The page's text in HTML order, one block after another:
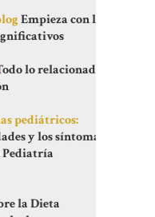
Empieza con los
lo relacionado
pediátricos:
y los síntomas
Pediatría
la Dieta